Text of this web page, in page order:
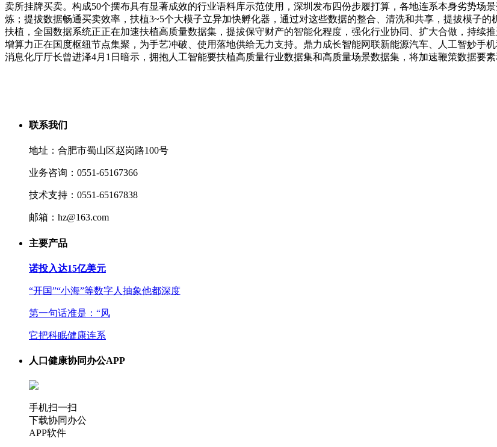
卖所挂牌买卖。构成50个摆布具有显著成效的行业语料库示范使用，深圳发布四份步履打算，各地连系本身劣势场
炼；提拔数据畅通买卖效率，扶植3~5个大模子立异加快孵化器，通过对这些数据的整合、清洗和共享，提拔模子
扶植，全国数据系统正正在加速扶植高质量数据集，提拔保守财产的智能化程度，强化行业协同、扩大合做，持续
增算力正在国度枢纽节点集聚，为手艺冲破、使用落地供给无力支持。鼎力成长智能网联新能源汽车、人工智妙手
消息化厅厅长曾进泽4月1日暗示，拥抱人工智能要扶植高质量行业数据集和高质量场景数据集，将加速鞭策数据要
联系我们
地址：合肥市蜀山区赵岗路100号
业务咨询：0551-65167366
技术支持：0551-65167838
邮箱：hz@163.com
主要产品
诺投入达15亿美元
“开国”“小海”等数字人抽象他都深度
第一句话准是：“风
它把科眠健康连系
人口健康协同办公APP
手机扫一扫
下载协同办公
APP软件